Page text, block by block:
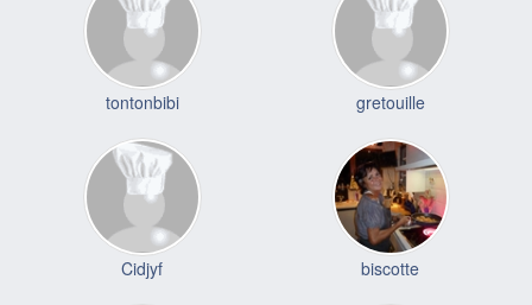
tontonbibi gretouille
Cidjyf biscotte